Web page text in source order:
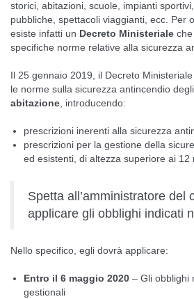
storici, abitazioni, scuole, impianti
pubbliche, spettacoli viaggianti, ecc. Per
esiste infatti un Decreto Ministeriale
specifiche norme relative alla sicurezza
Il 25 gennaio 2019, il Decreto
le norme sulla sicurezza antincendio degli
abitazione , introducendo:
prescrizioni inerenti alla sicurezza
prescrizioni per la gestione della
ed esistenti, di altezza superiore ai 12
Spetta all’amministratore del
applicare gli obblighi indicati
Nello specifico, egli dovrà applicare:
Entro il 6 maggio 2020 – Gli obblighi
gestionali